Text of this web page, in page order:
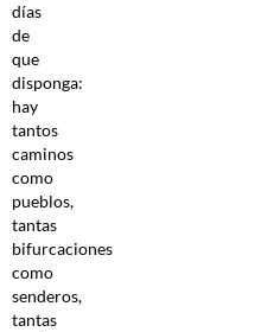
días
de
que
disponga:
hay
tantos
caminos
como
pueblos,
tantas
bifurcaciones
como
senderos,
tantas